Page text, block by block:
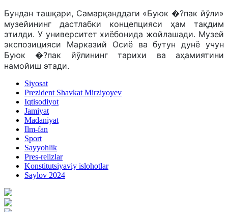
Бундан ташқари, Самарқанддаги «Буюк �?пак йўли»
музейининг дастлабки концепцияси ҳам тақдим
этилди. У университет хиёбонида жойлашади. Музей
экспозицияси Марказий Осиё ва бутун дунё учун
Буюк �?пак йўлининг тарихи ва аҳамиятини
намойиш этади.
Siyosat
Prezident Shavkat Mirziyoyev
Iqtisodiyot
Jamiyat
Madaniyat
Ilm-fan
Sport
Sayyohlik
Pres-relizlar
Konstitutsiyaviy islohotlar
Saylov 2024